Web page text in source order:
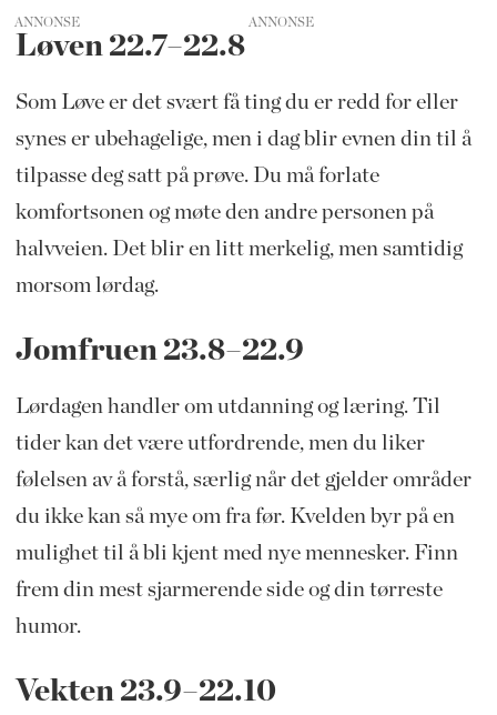
ANNONSE
Løven 22.7–22.8
Som Løve er det svært få ting du er redd for eller
synes er ubehagelige, men i dag blir evnen din til å
tilpasse deg satt på prøve. Du må forlate
komfortsonen og møte den andre personen på
halvveien. Det blir en litt merkelig, men samtidig
morsom lørdag.
Jomfruen 23.8–22.9
Lørdagen handler om utdanning og læring. Til
tider kan det være utfordrende, men du liker
følelsen av å forstå, særlig når det gjelder områder
du ikke kan så mye om fra før. Kvelden byr på en
mulighet til å bli kjent med nye mennesker. Finn
frem din mest sjarmerende side og din tørreste
humor.
Vekten 23.9–22.10